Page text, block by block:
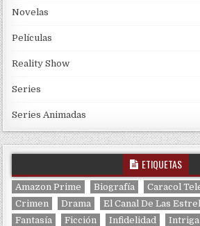
Novelas
Películas
Reality Show
Series
Series Animadas
ETIQUETAS
Amazon Prime Biografía Caracol
Crimen
Drama El Canal De Las
Fantasía
Ficción Infidelidad Intriga